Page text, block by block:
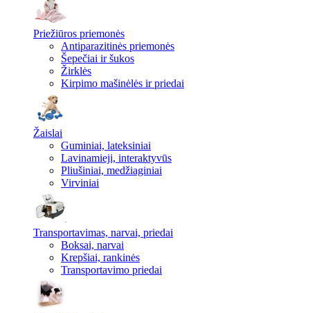
Priežiūros priemonės
Antiparazitinės priemonės
Šepečiai ir šukos
Žirklės
Kirpimo mašinėlės ir priedai
Žaislai
Guminiai, lateksiniai
Lavinamieji, interaktyvūs
Pliušiniai, medžiaginiai
Virviniai
Transportavimas, narvai, priedai
Boksai, narvai
Krepšiai, rankinės
Transportavimo priedai